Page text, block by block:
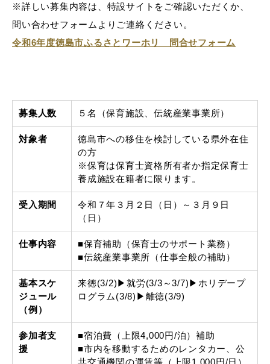
※詳しい募集内容は、特設サイトをご確認いただくか、
問い合わせフォームよりご連絡ください。
令和6年度徳島市ふるさとワーホリ 問合せフォーム
募集人数 ５名（保育施設、伝統産業事業所）
対象者
徳島市への移住を検討している県外在住
の方
※保育は保育士資格所有者か指定保育士
養成施設在籍者に限ります。
受入期間
令和７年３月２日（日）～３月９日
（日）
仕事内容
■保育補助（保育士のサポート業務）
■伝統産業事業所（仕事全般の補助）
基本スケ
ジュール
（例）
来徳(3/2)▶就労(3/3～3/7)▶ホリデープ
ログラム(3/8)▶離徳(3/9)
参加者支
援
■宿泊費（上限4,000円/泊）補助
■市内を移動するためのレンタカー、公
共交通機関の運賃等（上限1,000円/日）